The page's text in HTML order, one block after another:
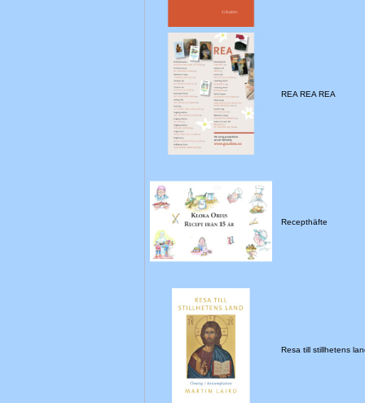
REA REA REA
Recepthäfte
Resa till stillhetens